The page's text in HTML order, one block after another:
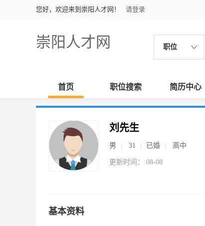
您好，欢迎来到崇阳人才网！ 请登录
崇阳人才网 职位
首页 职位搜索 简历中心
刘先生
男 31 已婚 高中
更新时间： 08-08
基本资料